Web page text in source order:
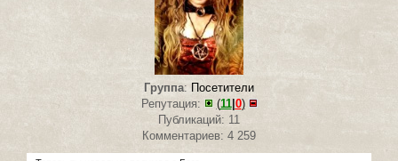
Группа: Посетители
Репутация:
(11| 0)
Публикаций: 11
Комментариев: 4 259